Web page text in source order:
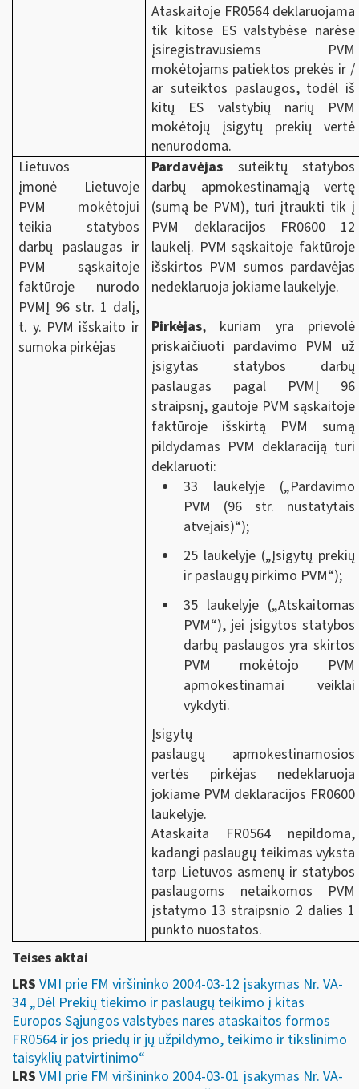
Ataskaitoje FR0564 deklaruojama
tik kitose ES valstybėse narėse
įsiregistravusiems PVM
mokėtojams patiektos prekės ir /
ar suteiktos paslaugos, todėl iš
kitų ES valstybių narių PVM
mokėtojų įsigytų prekių vertė
nenurodoma.
Lietuvos
įmonė Lietuvoje
PVM mokėtojui
teikia statybos
darbų paslaugas ir
PVM sąskaitoje
faktūroje nurodo
PVMĮ 96 str. 1 dalį,
t. y. PVM išskaito ir
sumoka pirkėjas
Pardavėjas suteiktų statybos
darbų apmokestinamąją vertę
(sumą be PVM), turi įtraukti tik į
PVM deklaracijos FR0600 12
laukelį. PVM sąskaitoje faktūroje
išskirtos PVM sumos pardavėjas
nedeklaruoja jokiame laukelyje.
Pirkėjas, kuriam yra prievolė
priskaičiuoti pardavimo PVM už
įsigytas statybos darbų
paslaugas pagal PVMĮ 96
straipsnį, gautoje PVM sąskaitoje
faktūroje išskirtą PVM sumą
pildydamas PVM deklaraciją turi
deklaruoti:
33 laukelyje („Pardavimo
PVM (96 str. nustatytais
atvejais)“);
25 laukelyje („Įsigytų prekių
ir paslaugų pirkimo PVM“);
35 laukelyje („Atskaitomas
PVM“), jei įsigytos statybos
darbų paslaugos yra skirtos
PVM mokėtojo PVM
apmokestinamai veiklai
vykdyti.
Įsigytų
paslaugų apmokestinamosios
vertės pirkėjas nedeklaruoja
jokiame PVM deklaracijos FR0600
laukelyje.
Ataskaita FR0564 nepildoma,
kadangi paslaugų teikimas vyksta
tarp Lietuvos asmenų ir statybos
paslaugoms netaikomos PVM
įstatymo 13 straipsnio 2 dalies 1
punkto nuostatos.
Teises aktai
LRS VMI prie FM viršininko 2004-03-12 įsakymas Nr. VA-
34 „Dėl Prekių tiekimo ir paslaugų teikimo į kitas
Europos Sąjungos valstybes nares ataskaitos formos
FR0564 ir jos priedų ir jų užpildymo, teikimo ir tikslinimo
taisyklių patvirtinimo“
LRS VMI prie FM viršininko 2004-03-01 įsakymas Nr. VA-